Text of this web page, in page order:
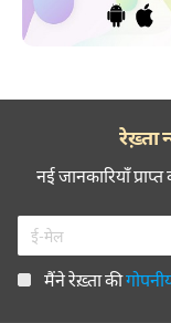
रेख़्ता
नई जानकारियाँ
मैंने रेख़्ता की